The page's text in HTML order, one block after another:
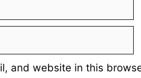
and website in this